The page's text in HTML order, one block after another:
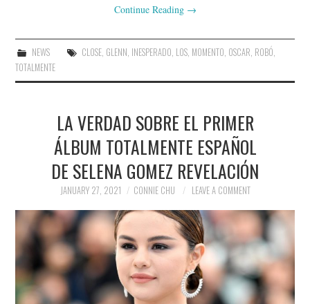
Continue Reading →
NEWS CLOSE, GLENN, INESPERADO, LOS, MOMENTO, OSCAR, ROBÓ,
TOTALMENTE
LA VERDAD SOBRE EL PRIMER
ÁLBUM TOTALMENTE ESPAÑOL
DE SELENA GOMEZ REVELACIÓN
JANUARY 27, 2021 CONNIE CHU LEAVE A COMMENT